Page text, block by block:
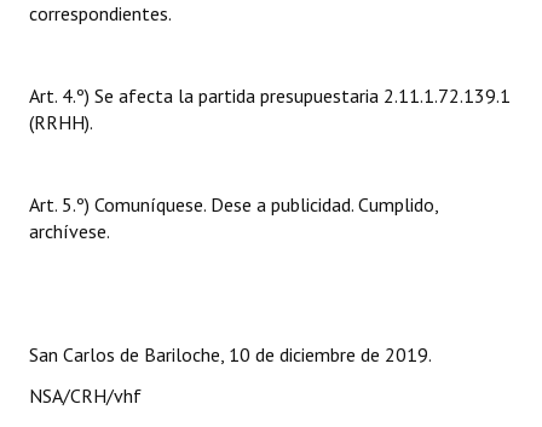
Entrega de distinciones
correspondientes.
Art. 4.º) Se afecta la partida presupuestaria 2.11.1.72.139.1
(RRHH).
Art. 5.º) Comuníquese. Dese a publicidad. Cumplido,
archívese.
San Carlos de Bariloche, 10 de diciembre de 2019.
NSA/CRH/vhf